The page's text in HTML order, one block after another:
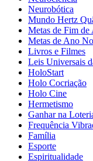
Neurobótica
Mundo Hertz
Metas de Fim de
Metas de Ano
Livros e Filmes
Leis Universais
HoloStart
Holo Cocriação
Holo Cine
Hermetismo
Ganhar na
Frequência
Família
Esporte
Espiritualidade